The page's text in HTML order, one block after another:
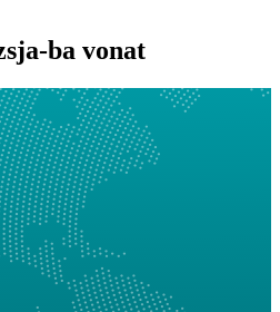
ba vonat